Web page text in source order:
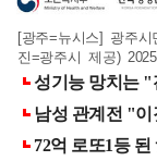
[광주=뉴시스] 광주
진=광주시 제공)